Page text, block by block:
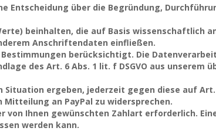
über die Begründung,
beinhalten, die auf Basis wissenschaftlich
Anschriftendaten einfließen.
berücksichtigt. Die
des Art. 6 Abs. 1 lit. f DSGVO aus unserem
ergeben, jederzeit gegen diese auf Art.
an PayPal zu widersprechen.
Ihnen gewünschten Zahlart erforderlich.
werden kann.